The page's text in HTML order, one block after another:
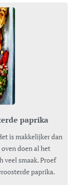
paprika
doen al het
veel smaak. Proef
paprika.